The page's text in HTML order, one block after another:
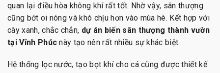
quan lại điều hòa không khí rất tốt. Nhờ vậy, sân thượng
cũng bớt oi nóng và khó chịu hơn vào mùa hè. Kết hợp với
cây xanh, chắc chắn, dự án biến sân thượng thành vườn
tại Vĩnh Phúc này tạo nên rất nhiều sự khác biệt.
Hệ thống lọc nước, tạo bọt khí cho cá cũng được thiết kế